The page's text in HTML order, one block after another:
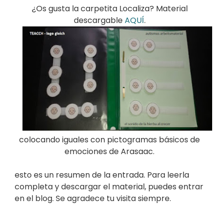
¿Os gusta la carpetita Localiza? Material
descargableAQUÍ.
colocando iguales con pictogramas básicos de
emociones de Arasaac.
esto es un resumen de la entrada. Para leerla
completa y descargar el material, puedes entrar
en el blog. Se agradece tu visita siempre.